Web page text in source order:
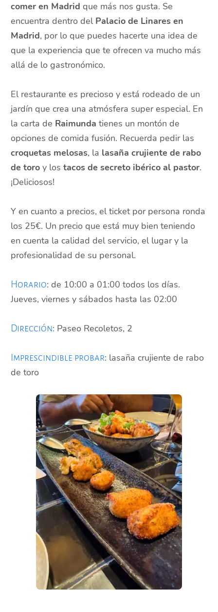
comer en Madrid que más nos gusta. Se
encuentra dentro del Palacio de Linares en
Madrid, por lo que puedes hacerte una idea de
que la experiencia que te ofrecen va mucho más
allá de lo gastronómico.
El restaurante es precioso y está rodeado de un
jardín que crea una atmósfera super especial. En
la carta de Raimundatienes un montón de
opciones de comida fusión. Recuerda pedir las
croquetas melosas, la lasaña crujiente de rabo
de toro y los tacos de secreto ibérico al pastor.
¡Deliciosos!
Y en cuanto a precios, el ticket por persona ronda
los 25€. Un precio que está muy bien teniendo
en cuenta la calidad del servicio, el lugar y la
profesionalidad de su personal.
Horario: de 10:00 a 01:00 todos los días.
Jueves, viernes y sábados hasta las 02:00
Dirección: Paseo Recoletos, 2
Imprescindible probar: lasaña crujiente de rabo
de toro